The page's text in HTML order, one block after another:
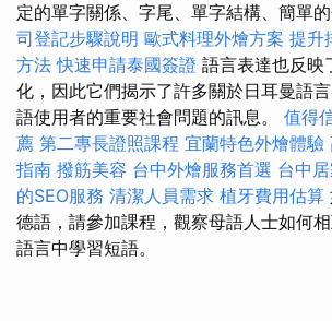
定的單字關係、字尾、單字結構、簡單
司登記步驟說明 歐式料理外燴方案 提升
方法 快速申請泰國簽證 語言表達也反映
化，因此它們揭示了許多關於日耳曼語
語使用者的重要社會問題的訊息。 值得
薦 第二專長證照課程 宜蘭特色外燴體驗
指南 撥筋美容 台中外燴服務首選 台中
的SEO服務 清潔人員需求 植牙費用估算
德語，請參加課程，觀察母語人士如何
語言中學習短語。